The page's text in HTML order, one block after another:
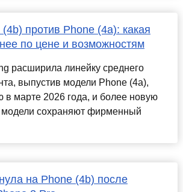
против Phone (4a): какая
по цене и возможностям
расширила линейку среднего
выпустив модели Phone (4a),
в марте 2026 года, и более новую
модели сохраняют фирменный
на Phone (4b) после